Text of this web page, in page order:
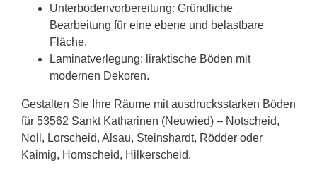
Unterbodenvorbereitung: Gründliche
Bearbeitung für eine ebene und belastbare
Fläche.
Laminatverlegung: liraktische Böden mit
modernen Dekoren.
Gestalten Sie Ihre Räume mit ausdrucksstarken Böden
für 53562 Sankt Katharinen (Neuwied) – Notscheid,
Noll, Lorscheid, Alsau, Steinshardt, Rödder oder
Kaimig, Homscheid, Hilkerscheid.